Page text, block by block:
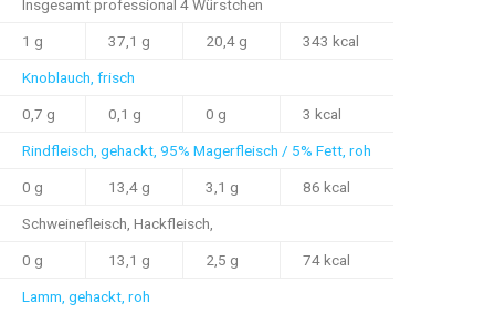
Insgesamt professional 4 Würstchen
1 g 37,1 g 20,4 g 343 kcal
Knoblauch, frisch
0,7 g 0,1 g 0 g 3 kcal
Rindfleisch, gehackt, 95% Magerfleisch / 5% Fett, roh
0 g 13,4 g 3,1 g 86 kcal
Schweinefleisch, Hackfleisch,
0 g 13,1 g 2,5 g 74 kcal
Lamm, gehackt, roh